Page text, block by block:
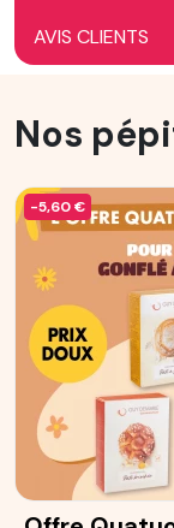
AVIS CLIENTS
Nos
-5,60 €